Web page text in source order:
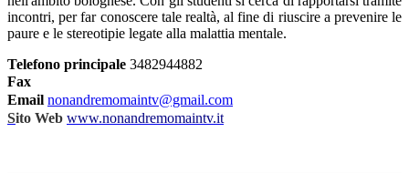
incontri, per far conoscere tale realtà, al fine di riuscire a prevenire le
paure e le stereotipie legate alla malattia mentale.
Telefono principale 3482944882
Fax
Email nonandremomaintv@gmail.com
Sito Web www.nonandremomaintv.it